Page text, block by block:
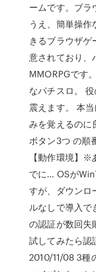
ームです。ブラ
うえ、簡単操作
きるブラウザゲ
意されており、
MMORPGです
なパチスロ。
震えます。 本
みを覚えるのに
ボタン3つ の順
【動作環境】※
でに… OSが
すが、ダウンロ
ルなしで導入で
の認証が数回失
試してみたら認
2010/11/08 3種